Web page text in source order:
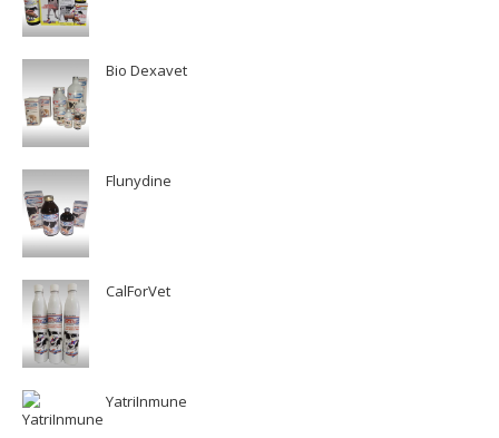
Bio Dexavet
Flunydine
CalForVet
YatriInmune